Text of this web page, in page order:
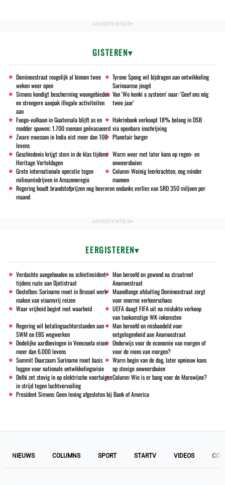
GISTEREN
Domineestraat mogelijk al binnen twee
weken weer open
Tyrone Spong wil bijdragen aan ontwikkeling
Surinaamse jeugd
Simons kondigt bescherming woongebieden
en strengere aanpak illegale activiteiten
aan
Van 'Wo kenki a systeem' naar: 'Geef ons nóg
twee jaar'
Fuego-vulkaan in Guatemala blijft as en
modder spuwen; 1.700 mensen geëvacueerd
Hakrinbank verkoopt 18% belang in DSB
via openbare inschrijving
Zware moesson in India eist meer dan 100
levens
Planetair burger
Geschiedenis krijgt stem in de klas tijdens
Heritage Verteldagen
Warm weer met later kans op regen- en
onweersbuien
Grote internationale operatie tegen
milieumisdrijven in Amazoneregio
Column: Weinig leerkrachten, nog minder
mannen
Regering houdt brandstofprijzen nog bevroren ondanks verlies van SRD 350 miljoen per
maand
EERGISTEREN
Verdachte aangehouden na schietincident
tijdens ruzie aan Djotistraat
Man beroofd en gewond na straatroof
Anamoestraat
Oostelbos: Suriname moet in Brussel werk
maken van visumvrij reizen
Maandlange afsluiting Domineestraat zorgt
voor enorme verkeerschaos
Waar vrijheid begint met waarheid
UEFA daagt FIFA uit na mislukte verkoop
van toekomstige WK-inkomsten
Regering wil betalingsachterstanden aan
SWM en EBS wegwerken
Man beroofd en mishandeld voor
eetgelegenheid aan Anamoestraat
Dodelijke aardbevingen in Venezuela eisen
meer dan 6.000 levens
Onderwijs voor de economie van morgen of
voor de mens van morgen?
Summit Duurzaam Suriname moet basis
leggen voor nationale ontwikkelingsvisie
Warm begin van de dag, later opnieuw kans
op stevige onweersbuien
Delhi zet stevig in op elektrische voertuigen
in strijd tegen luchtvervuiling
Column: Wie is er bang voor de Marowijne?
President Simons: Geen lening afgesloten bij Bank of America
NIEUWS COLUMNS SPORT STARTV VIDEOS